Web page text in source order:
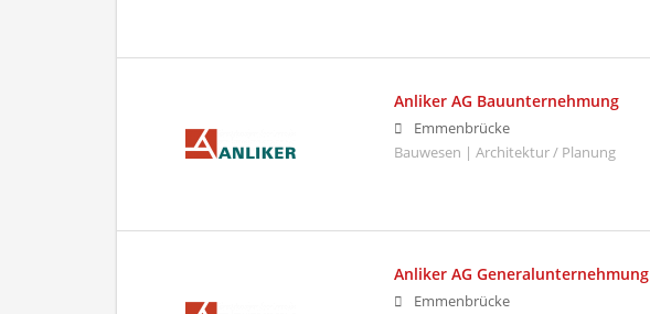
Anliker AG Bauunternehmung
Emmenbrücke
Bauwesen | Architektur / Planung
Anliker AG Generalunternehmung
Emmenbrücke